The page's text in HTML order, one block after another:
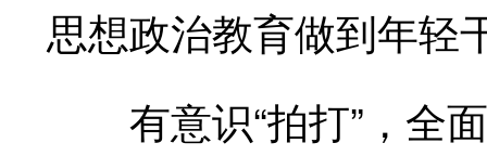
思想政治教育做到年轻
有意识“拍打”，全面